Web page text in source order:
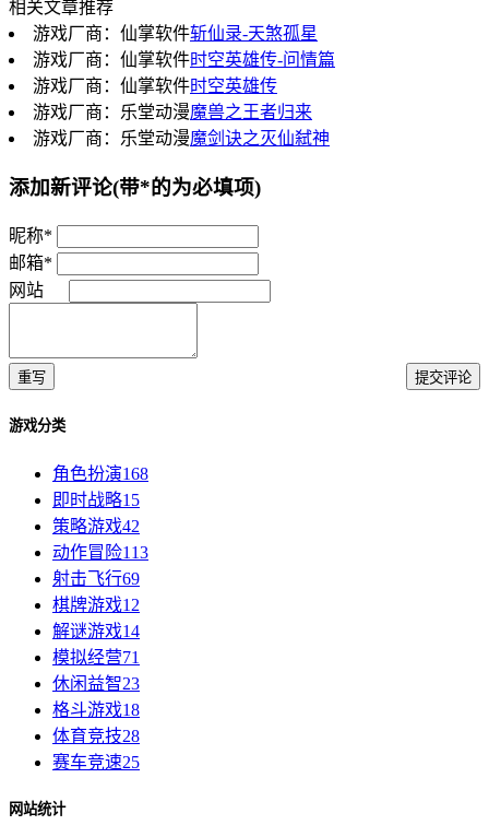
相关文章推荐
游戏厂商：仙掌软件斩仙录-天煞孤星
游戏厂商：仙掌软件时空英雄传-问情篇
游戏厂商：仙掌软件时空英雄传
游戏厂商：乐堂动漫魔兽之王者归来
游戏厂商：乐堂动漫魔剑诀之灭仙弑神
添加新评论(带*的为必填项)
昵称*
邮箱*
网站
重写 提交评论
游戏分类
角色扮演168
即时战略15
策略游戏42
动作冒险113
射击飞行69
棋牌游戏12
解谜游戏14
模拟经营71
休闲益智23
格斗游戏18
体育竞技28
赛车竞速25
网站统计